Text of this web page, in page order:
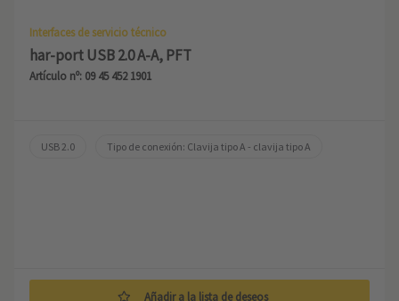
Interfaces de servicio técnico
har-port USB 2.0 A-A, PFT
Artículo nº: 09 45 452 1901
USB 2.0 Tipo de conexión: Clavija tipo A - clavija tipo A
Añadir a la lista de deseos